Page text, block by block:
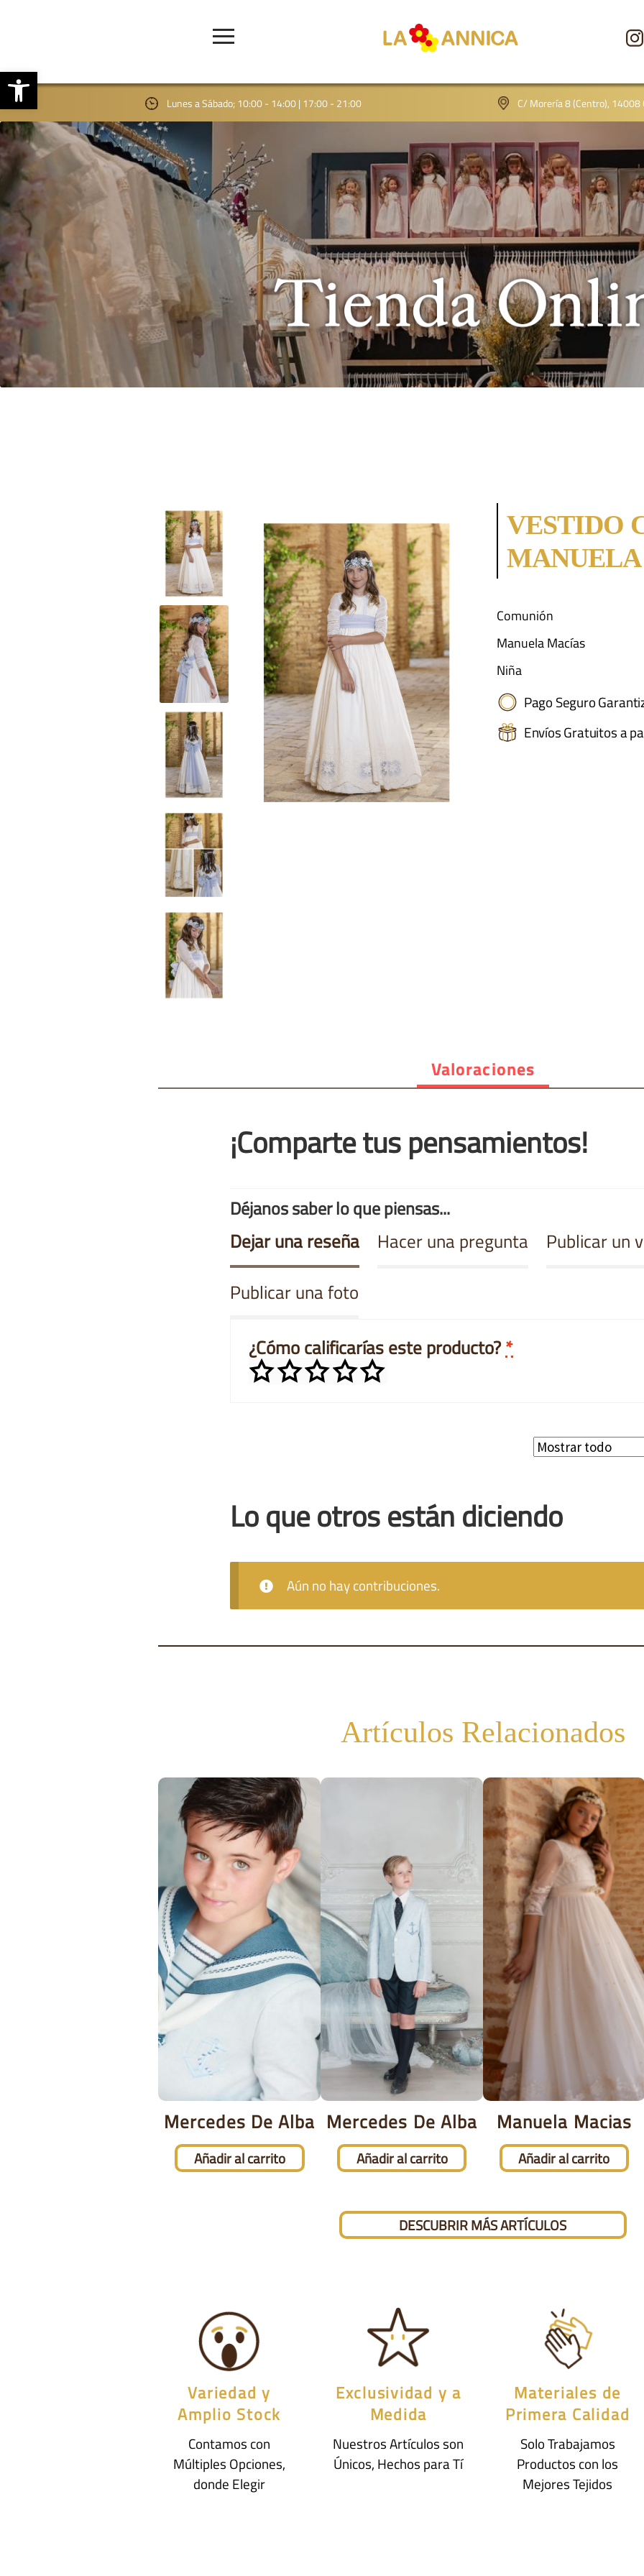
Abrir barra de herramientas
TIENDA
BLOG
CONTACTO
Lunes a Sábado; 10:00 - 14:00 | 17:00 - 21:00 C/ Morería 8 (Centro), 14008
VESTIDO
Comunión
Manuela Macías
Niña
Pago Seguro
Envíos Gratuitos a
Valoraciones
¡Comparte tus pensamientos!
Déjanos saber lo que piensas...
Dejar una reseña Hacer una pregunta
Publicar un
Publicar una foto
¿Cómo calificarías este producto?*
Lo que otros están diciendo
Aún no hay contribuciones.
Artículos Relacionados
Mercedes De Alba
Añadir al carrito
Mercedes De Alba
Añadir al carrito
Manuela Macias
Añadir al carrito
DESCUBRIR MÁS ARTÍCULOS
Variedad y
Amplio Stock
Contamos con
Múltiples Opciones,
donde Elegir
Exclusividad y a
Medida
Nuestros Artículos son
Únicos, Hechos para Tí
Materiales de
Primera Calidad
Solo Trabajamos
Productos con los
Mejores Tejidos